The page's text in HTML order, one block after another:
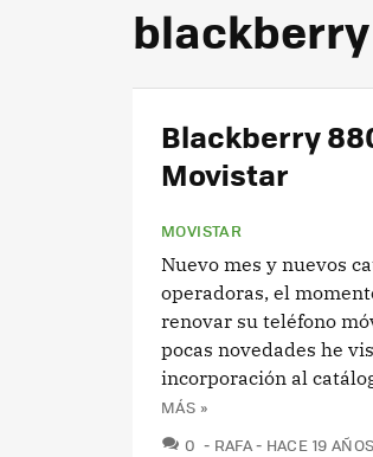
Blackberry
Movistar
MOVISTAR
Nuevo mes y nuevos
operadoras, el
renovar su teléfono
pocas novedades he
incorporación al
MÁS »
0 COMENTARIOS
RAFA HACE 19 AÑOS